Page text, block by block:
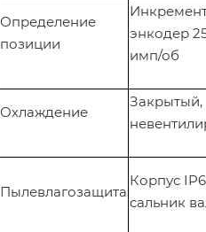
Определение
позиции
энкодер
имп/об
Охлаждение
Закрытый,
Пылевлагозащита
Корпус
сальник